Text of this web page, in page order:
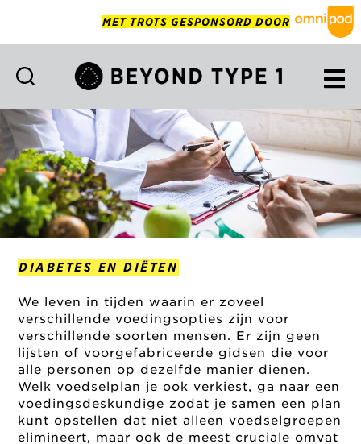
MET TROTS GESPONSORD DOOR
Type
1
Netherlands
DIABETES EN DIËTEN
We leven in tijden waarin er zoveel
verschillende voedingsopties zijn voor
verschillende soorten mensen. Er zijn geen
lijsten of voorgefabriceerde gidsen die voor
alle personen op dezelfde manier dienen.
Welk voedselplan je ook verkiest, ga naar een
voedingsdeskundige zodat je samen een plan
kunt opstellen dat niet alleen voedselgroepen
elimineert, maar ook de meest cruciale omvat